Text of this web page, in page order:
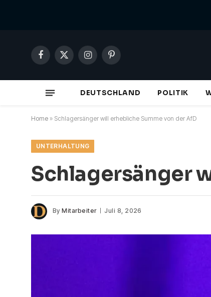
Facebook
X
InstagramPinterest
DEUTSCHLAND POLITIK
Home » Schlagersänger will erhebliche Summe von der AfD
UNTERHALTUNG
Schlagersänger
By Mitarbeiter Juli 8, 2026